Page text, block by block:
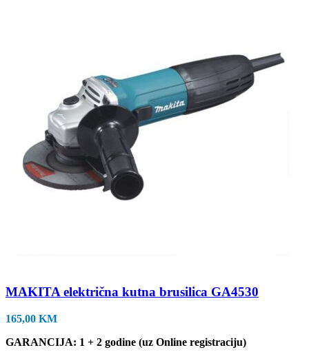
MAKITA električna kutna brusilica GA4530
165,00 KM
GARANCIJA: 1 + 2 godine (uz Online registraciju)